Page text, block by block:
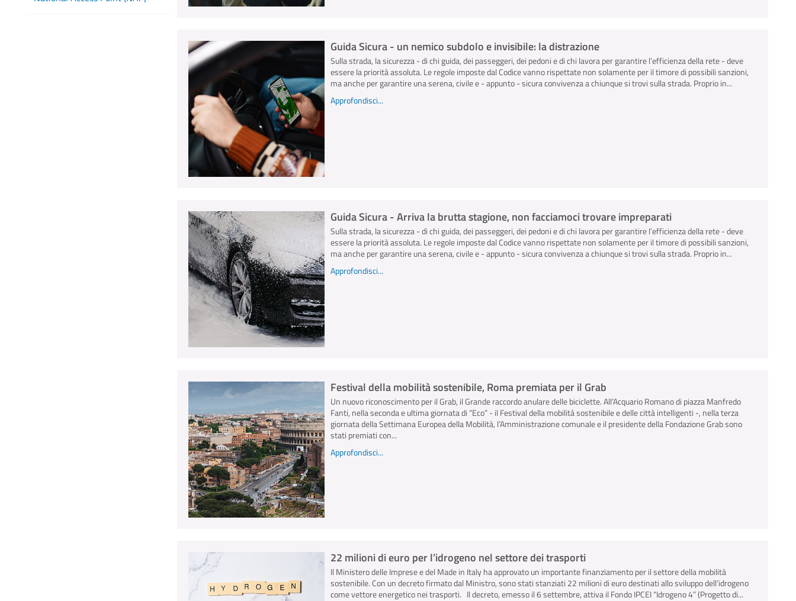
Guida Sicura - un nemico subdolo e invisibile: la distrazione
Sulla strada, la sicurezza - di chi guida, dei passeggeri, dei pedoni e di chi lavora per garantire l’efficienza della rete - deve
essere la priorità assoluta. Le regole imposte dal Codice vanno rispettate non solamente per il timore di possibili sanzioni,
ma anche per garantire una serena, civile e - appunto - sicura convivenza a chiunque si trovi sulla strada. Proprio in...
Approfondisci...
Guida Sicura - Arriva la brutta stagione, non facciamoci trovare impreparati
Sulla strada, la sicurezza - di chi guida, dei passeggeri, dei pedoni e di chi lavora per garantire l’efficienza della rete - deve
essere la priorità assoluta. Le regole imposte dal Codice vanno rispettate non solamente per il timore di possibili sanzioni,
ma anche per garantire una serena, civile e - appunto - sicura convivenza a chiunque si trovi sulla strada. Proprio in...
Approfondisci...
Festival della mobilità sostenibile, Roma premiata per il Grab
Un nuovo riconoscimento per il Grab, il Grande raccordo anulare delle biciclette. All’Acquario Romano di piazza Manfredo
Fanti, nella seconda e ultima giornata di “Eco” - il Festival della mobilità sostenibile e delle città intelligenti -, nella terza
giornata della Settimana Europea della Mobilità, l’Amministrazione comunale e il presidente della Fondazione Grab sono
stati premiati con...
Approfondisci...
22 milioni di euro per l’idrogeno nel settore dei trasporti
Il Ministero delle Imprese e del Made in Italy ha approvato un importante finanziamento per il settore della mobilità
sostenibile. Con un decreto firmato dal Ministro, sono stati stanziati 22 milioni di euro destinati allo sviluppo dell’idrogeno
come vettore energetico nei trasporti. Il decreto, emesso il 6 settembre, attiva il Fondo IPCEI “Idrogeno 4” (Progetto di...